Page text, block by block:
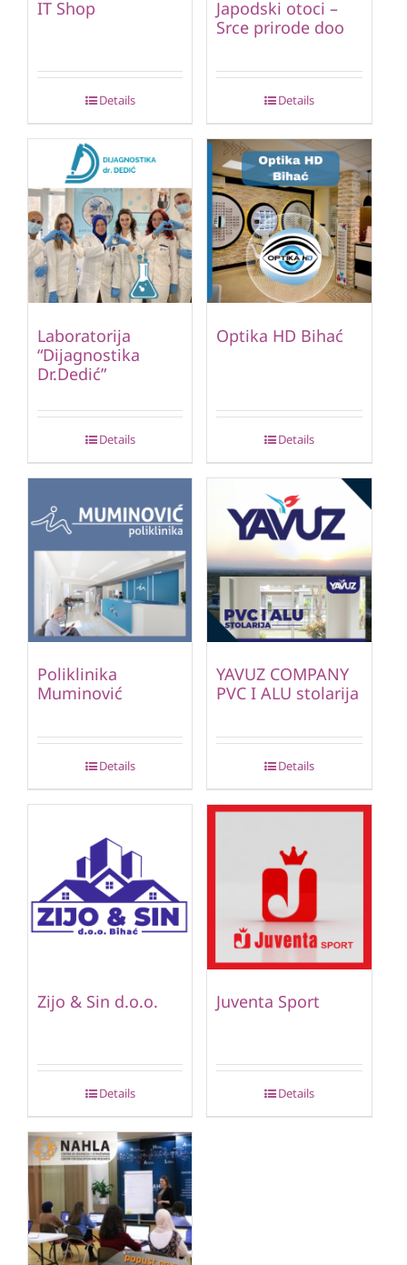
IT Shop
Details
Japodski otoci –
Srce prirode doo
Details
Laboratorija
“Dijagnostika
Dr.Dedić”
Details
Optika HD Bihać
Details
Poliklinika
Muminović
Details
YAVUZ COMPANY
PVC I ALU stolarija
Details
Zijo & Sin d.o.o.
Details
Juventa Sport
Details